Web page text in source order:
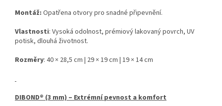
Montáž: Opatřena otvory pro snadné připevnění.
Vlastnosti: Vysoká odolnost, prémiový lakovaný povrch, UV
potisk, dlouhá životnost.
Rozměry: 40 × 28,5 cm | 29 × 19 cm | 19 × 14 cm
DIBOND® (3 mm) – Extrémní pevnost a komfort